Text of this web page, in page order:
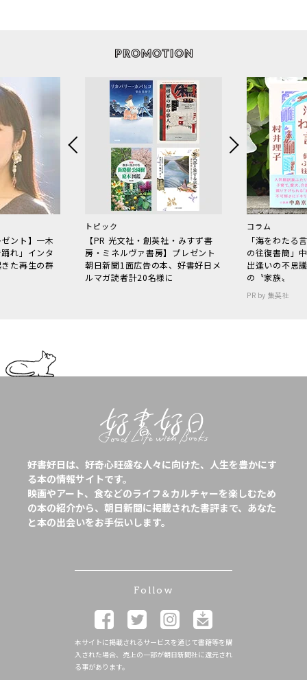
ント】一木
れ」インタ
た再生の群
トピック
【PR 光文社・創英社・みすず書
房・ミネルヴァ書房】プレゼント
朝日新聞1面広告の本、好書好日メ
ルマガ読者計20名様に
コラム
「海をわた
の往復書簡」
出逢いの不思
の〝家族〟
PR by 集英社
好書好日は、好奇心旺盛な人々に向けた、人生を豊かにす
る本の情報サイトです。
映画やアート、食などのライフ＆カルチャーを楽しむため
の本の紹介から、朝日新聞に掲載された書評まで、あなた
と本の出会いをお手伝いします。
Follow
本サイトに掲載されるサービスを通じて書籍等を購
入された場合、売上の一部が朝日新聞社に還元され
る事があります。